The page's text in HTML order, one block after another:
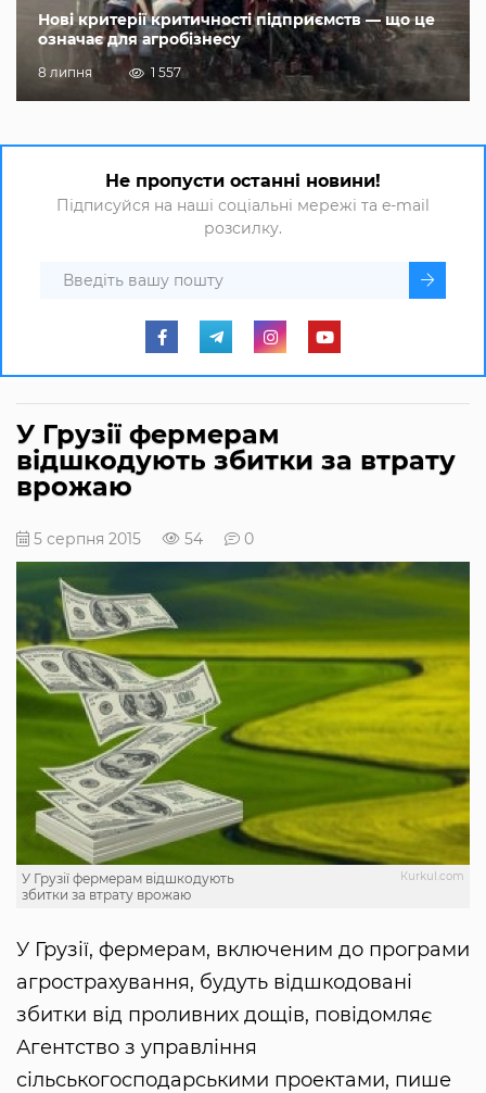
Нові критерії критичності підприємств — що це
означає для агробізнесу
8 липня 1 557
Не пропусти останні новини!
Підписуйся на наші соціальні мережі та e-mail
розсилку.
У Грузії фермерам
відшкодують збитки за втрату
врожаю
5 серпня 2015 54 0
Кurkul.com
У Грузії фермерам відшкодують
збитки за втрату врожаю
У Грузії, фермерам, включеним до програми
агрострахування, будуть відшкодовані
збитки від проливних дощів, повідомляє
Агентство з управління
сільськогосподарськими проектами, пише